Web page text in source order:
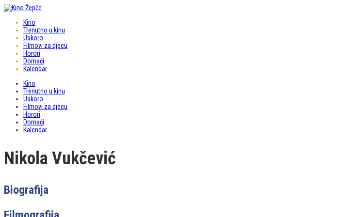
Kino
Trenutno u kinu
Uskoro
Filmovi za djecu
Horori
Domaći
Kalendar
Kino
Trenutno u kinu
Uskoro
Filmovi za djecu
Horori
Domaći
Kalendar
Nikola Vukčević
Biografija